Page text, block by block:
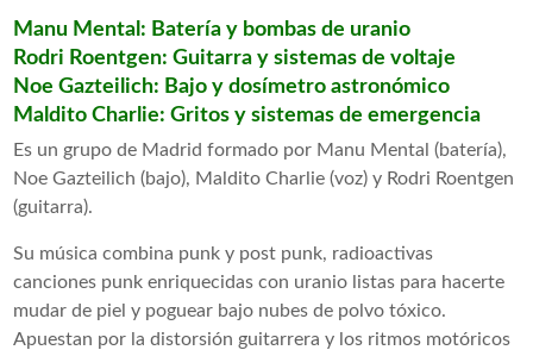
Manu Mental: Batería y bombas de uranio
Rodri Roentgen: Guitarra y sistemas de voltaje
Noe Gazteilich: Bajo y dosímetro astronómico
Maldito Charlie: Gritos y sistemas de emergencia
Es un grupo de Madrid formado por Manu Mental (batería),
Noe Gazteilich (bajo), Maldito Charlie (voz) y Rodri Roentgen
(guitarra).
Su música combina punk y post punk, radioactivas
canciones punk enriquecidas con uranio listas para hacerte
mudar de piel y poguear bajo nubes de polvo tóxico.
Apuestan por la distorsión guitarrera y los ritmos motóricos